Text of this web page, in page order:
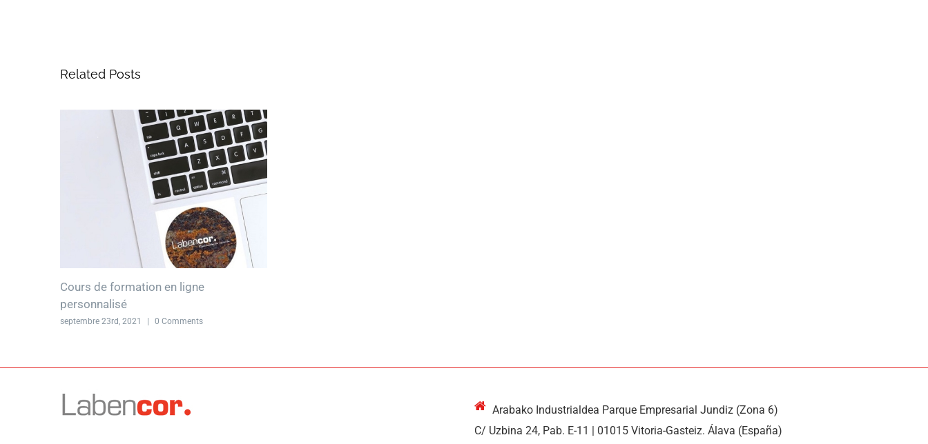
Related Posts
Cours de formation en ligne
personnalisé
septembre 23rd, 2021 0 Comments
Arabako Industrialdea Parque Empresarial Jundiz (Zona 6)
C/ Uzbina 24, Pab. E-11 | 01015 Vitoria-Gasteiz. Álava (España)